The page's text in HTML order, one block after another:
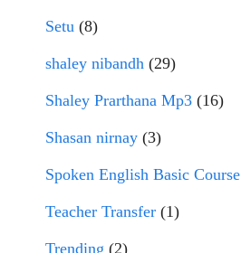
Setu (8)
shaley nibandh (29)
Shaley Prarthana Mp3 (16)
Shasan nirnay (3)
Spoken English Basic Course
Teacher Transfer (1)
Trending (2)